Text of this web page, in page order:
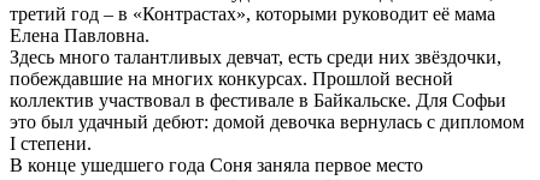
третий год – в «Контрастах», которыми руководит её мама
Елена Павловна.
Здесь много талантливых девчат, есть среди них звёздочки,
побеждавшие на многих конкурсах. Прошлой весной
коллектив участвовал в фестивале в Байкальске. Для Софьи
это был удачный дебют: домой девочка вернулась с дипломом
I степени.
В конце ушедшего года Соня заняла первое место